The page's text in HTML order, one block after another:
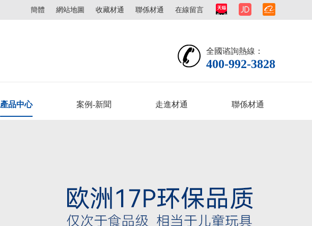
簡體 網站地圖 收藏材通 聯係材通 在線留言
全國谘詢熱線：
400-992-3828
產品中心 案例-新聞 走進材通 聯係材通